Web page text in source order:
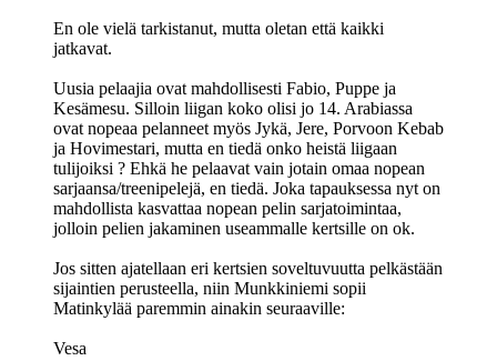
En ole vielä tarkistanut, mutta oletan että kaikki
jatkavat.
Uusia pelaajia ovat mahdollisesti Fabio, Puppe ja
Kesämesu. Silloin liigan koko olisi jo 14. Arabiassa
ovat nopeaa pelanneet myös Jykä, Jere, Porvoon Kebab
ja Hovimestari, mutta en tiedä onko heistä liigaan
tulijoiksi ? Ehkä he pelaavat vain jotain omaa nopean
sarjaansa/treenipelejä, en tiedä. Joka tapauksessa nyt on
mahdollista kasvattaa nopean pelin sarjatoimintaa,
jolloin pelien jakaminen useammalle kertsille on ok.
Jos sitten ajatellaan eri kertsien soveltuvuutta pelkästään
sijaintien perusteella, niin Munkkiniemi sopii
Matinkylää paremmin ainakin seuraaville:
Vesa